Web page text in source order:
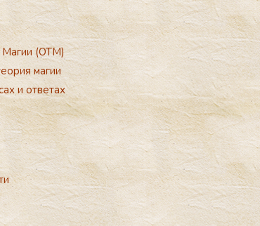
Магии (ОТМ)
магии
и ответах